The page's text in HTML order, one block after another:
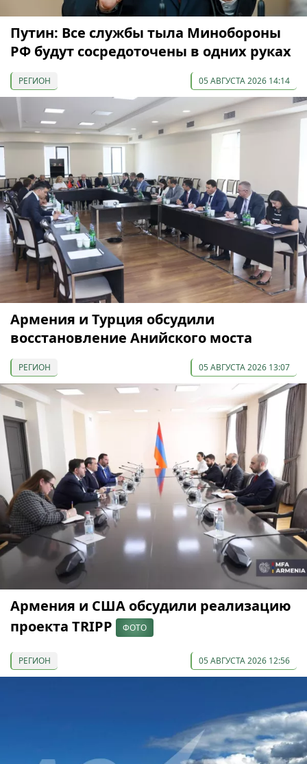
Путин: Все службы тыла Минобороны
РФ будут сосредоточены в одних руках
РЕГИОН 05 АВГУСТА 2026 14:14
Армения и Турция обсудили
восстановление Анийского моста
РЕГИОН 05 АВГУСТА 2026 13:07
Армения и США обсудили реализацию
проекта TRIPP
ФОТО
РЕГИОН 05 АВГУСТА 2026 12:56